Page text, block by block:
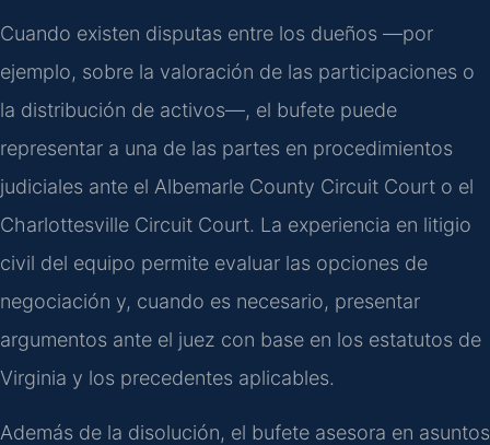
Cuando existen disputas entre los dueños —por
ejemplo, sobre la valoración de las participaciones o
la distribución de activos—, el bufete puede
representar a una de las partes en procedimientos
judiciales ante el Albemarle County Circuit Court o el
Charlottesville Circuit Court. La experiencia en litigio
civil del equipo permite evaluar las opciones de
negociación y, cuando es necesario, presentar
argumentos ante el juez con base en los estatutos de
Virginia y los precedentes aplicables.
Además de la disolución, el bufete asesora en asuntos